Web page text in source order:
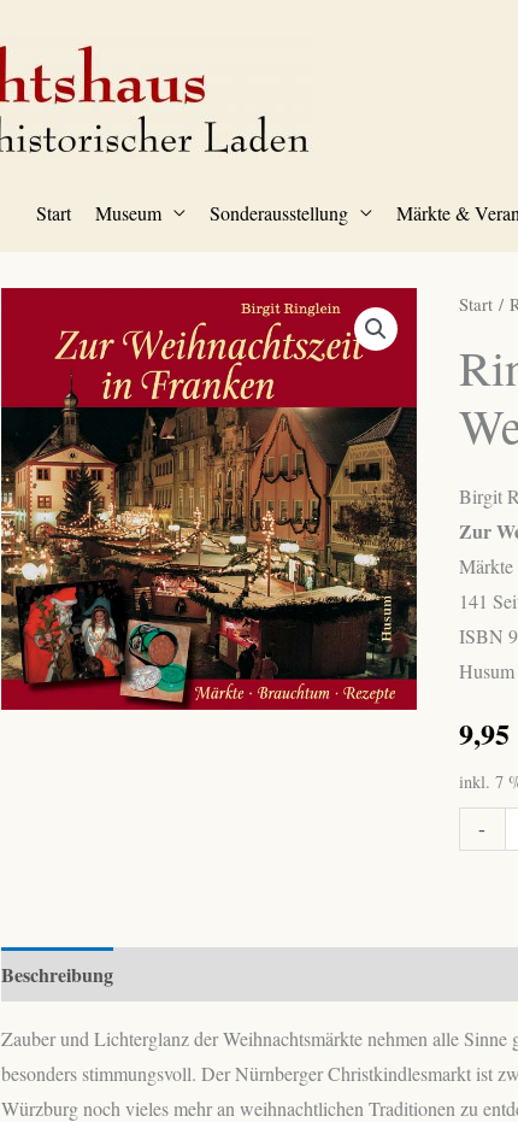
Start Museum Sonderausstellung Märkte &
Start/
Birgit
Zur
Märkte
141
ISBN
9,95
inkl. 7
-
Birgit:
Menge
Beschreibung
Zauber und Lichterglanz der Weihnachtsmärkte nehmen alle
besonders stimmungsvoll. Der Nürnberger Christkindlesmarkt ist
Würzburg noch vieles mehr an weihnachtlichen Traditionen zu